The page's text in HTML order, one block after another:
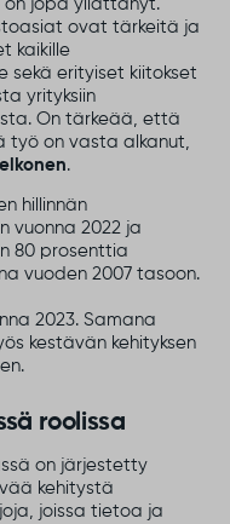
on jopa yllättänyt.
ovat tärkeitä ja
kaikille
sekä erityiset kiitokset
yrityksiin
On tärkeää, että
työ on vasta alkanut,
.
hillinnän
vuonna 2022 ja
80 prosenttia
vuoden 2007 tasoon.
2023. Samana
kestävän kehityksen
roolissa
on järjestetty
kehitystä
joissa tietoa ja